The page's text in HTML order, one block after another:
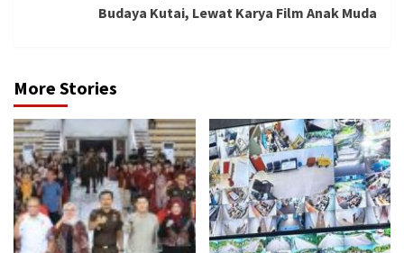
Budaya Kutai, Lewat Karya Film Anak Muda
More Stories